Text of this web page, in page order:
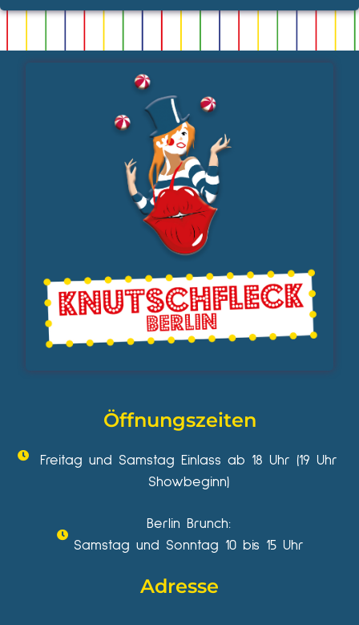
Öffnungszeiten
Freitag und Samstag Einlass ab 18 Uhr (19 Uhr
Showbeginn)
Berlin Brunch:
Samstag und Sonntag 10 bis 15 Uhr
Adresse